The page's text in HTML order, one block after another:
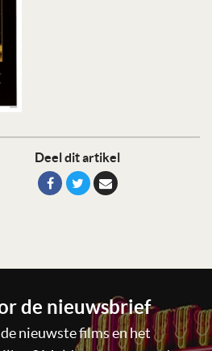
Deel dit artikel
de nieuwsbrief
nieuwste films en het